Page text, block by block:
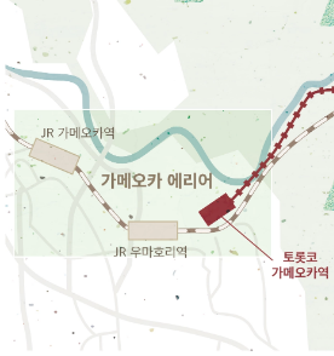
몸이 불편하신 고객님
about Sagano Romantic Train
사가노 토롯코에 대하여
사가노 토롯코 열차란
계절별 즐기는 법
투어 소개
자주 묻는 질문(FAQ)